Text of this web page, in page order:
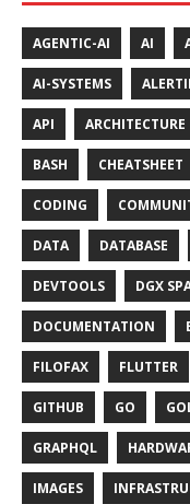
AGENTIC-AI AI
AI-SYSTEMS
API ARCHITECTURE
BASH CHEATSHEET
CODING
DATA DATABASE
DEVTOOLS DGX
DOCUMENTATION
FILOFAX FLUTTER
GITHUB GO
GRAPHQL
IMAGES